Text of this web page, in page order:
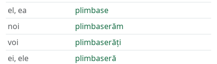
el, ea
plimbase
noi
plimbaserăm
voi
plimbaserăți
ei, ele
plimbaseră